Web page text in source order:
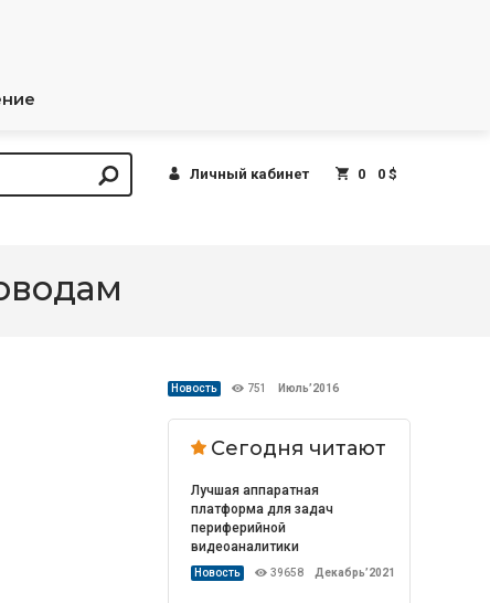
Личный кабинет 0 0 $
Новость 751 Июль’2016
Сегодня читают
Лучшая аппаратная
платформа для задач
периферийной
видеоаналитики
Новость 39658 Декабрь’2021